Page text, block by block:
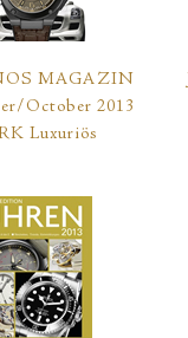
MAGAZIN
October 2013
Luxuriös